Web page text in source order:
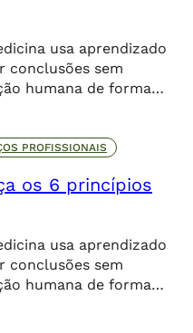
usa aprendizado
conclusões sem
humana de forma
PROFISSIONAIS
os 6 princípios
usa aprendizado
conclusões sem
humana de forma